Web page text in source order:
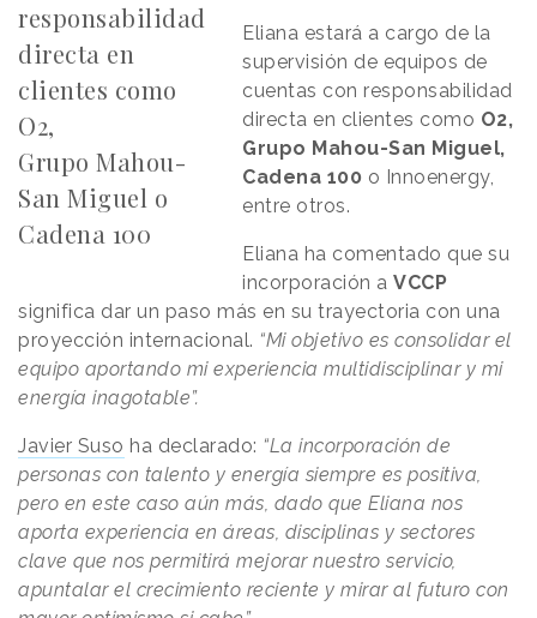
responsabilidad
directa en
clientes como
O2,
Grupo Mahou-
San Miguel o
Cadena 100
Eliana estará a cargo de la
supervisión de equipos de
cuentas con responsabilidad
directa en clientes como O2,
Grupo Mahou-San Miguel,
Cadena 100 o Innoenergy,
entre otros.
Eliana ha comentado que su
incorporación aVCCP
significa dar un paso más en su trayectoria con una
proyección internacional. “Mi objetivo es consolidar el
equipo aportando mi experiencia multidisciplinar y mi
energía inagotable”.
Javier Suso ha declarado: “La incorporación de
personas con talento y energía siempre es positiva,
pero en este caso aún más, dado que Eliana nos
aporta experiencia en áreas, disciplinas y sectores
clave que nos permitirá mejorar nuestro servicio,
apuntalar el crecimiento reciente y mirar al futuro con